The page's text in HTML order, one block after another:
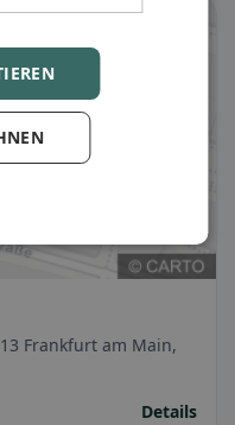
Frankfurt am Main,
Details